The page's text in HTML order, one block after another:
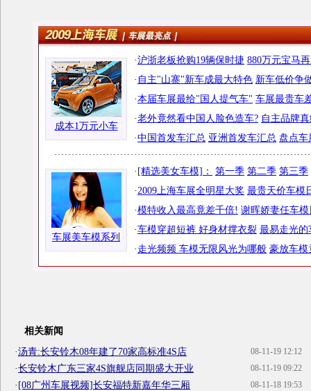
成本1万元小车
·沪浙老板抢购19辆保时捷 880万元宝马
· 自主"山寨"新车成最大特色 新车低价争
·本届车展最给"国人提气车" 车展最贵车
·老外竟然看中国人脸色造车? 自主品牌
·中国首发车汇总 亚洲首发车汇总 盘点车
车展美车模系列
· [精选美女车模]： 第一季 第二季 第三季
·2009上海车展全明星大奖 最贵天价车模
·模特收入最高竟差千倍! 谢晖娇妻任车
·车模穿超短裤 好身材撑衣裂 最易走光的
· 走光频频 车模无限风光为哪般 豪放车模
相关新闻
08-11-19 12:12
·汤青:长安铃木08年建了70家高标准4S店
08-11-19 09:22
·长安铃木广东三家4S旗舰店同期盛大开业
08-11-18 19:53
·[08广州车展视频]长安福特新嘉年华三厢